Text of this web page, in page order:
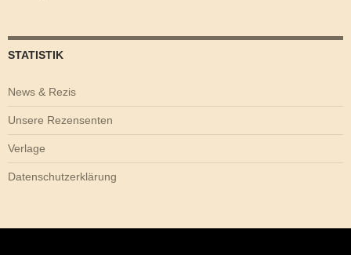
STATISTIK
News & Rezis
Unsere Rezensenten
Verlage
Datenschutzerklärung